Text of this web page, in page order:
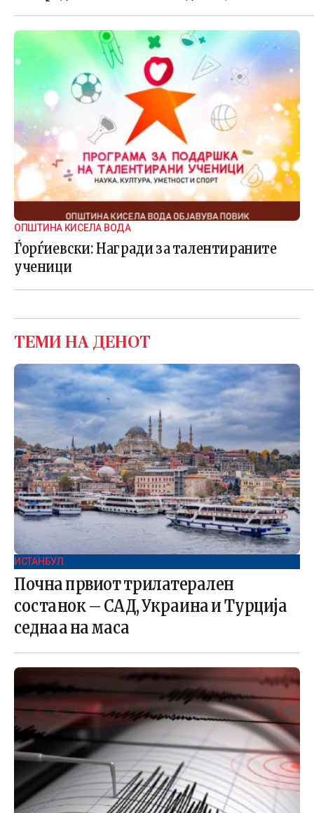
ОПШТИНА КИСЕЛА ВОДА
Ѓорѓиевски: Награди за талентираните
ученици
ТЕМИ НА ДЕНОТ
ИСТАНБУЛ
Почна првиот трилатерален
состанок – САД, Украина и Турција
седнаа на маса